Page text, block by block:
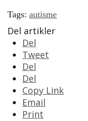
Tags: autisme
Del artikler
Del
Tweet
Del
Del
Copy Link
Email
Print